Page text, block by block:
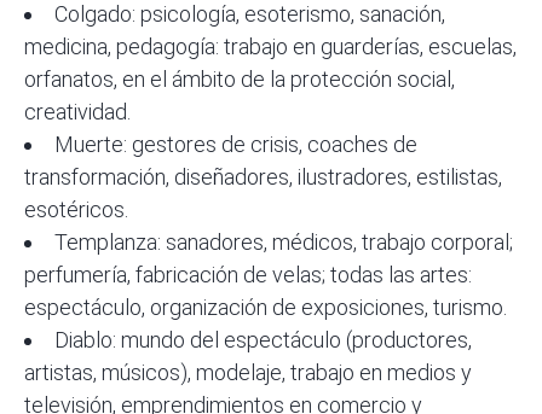
Colgado: psicología, esoterismo, sanación,
medicina, pedagogía: trabajo en guarderías, escuelas,
orfanatos, en el ámbito de la protección social,
creatividad.
Muerte: gestores de crisis, coaches de
transformación, diseñadores, ilustradores, estilistas,
esotéricos.
Templanza: sanadores, médicos, trabajo corporal;
perfumería, fabricación de velas; todas las artes:
espectáculo, organización de exposiciones, turismo.
Diablo: mundo del espectáculo (productores,
artistas, músicos), modelaje, trabajo en medios y
televisión, emprendimientos en comercio y